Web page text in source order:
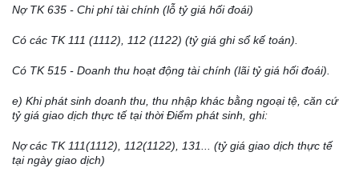
Nợ TK 635 - Chiphítài chính (lỗ tỷ giá hối đoái)
Có các TK 111 (1112), 112 (1122) (tỷ giá ghi sổ kếtoán).
Có TK 515 - Doanh thu hoạt động tài chính (lãi tỷ giá hối đoái).
e) Khi phát sinh doanh thu, thu nhập khác bằng ngoại tệ, căn cứ
tỷ giá giao dịch thực tế tại thời Điểm phát sinh, ghi:
Nợ các TK 111(1112), 112(1122), 131... (tỷ giá giao dịch thực tế
tại ngày giao dịch)